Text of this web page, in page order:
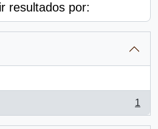
resultados por:
1